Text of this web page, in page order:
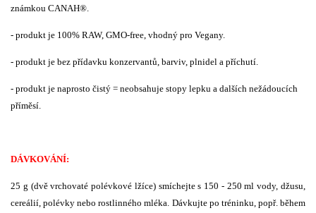
známkou CANAH®.
- produkt je 100% RAW, GMO-free, vhodný pro Vegany.
- produkt je bez přídavku konzervantů, barviv, plnidel a příchutí.
- produkt je naprosto čistý = neobsahuje stopy lepku a dalších nežádoucích
příměsí.
DÁVKOVÁNÍ:
25 g (dvě vrchovaté polévkové lžíce) smíchejte s 150 - 250 ml vody, džusu,
cereálií, polévky nebo rostlinného mléka. Dávkujte po tréninku, popř. během